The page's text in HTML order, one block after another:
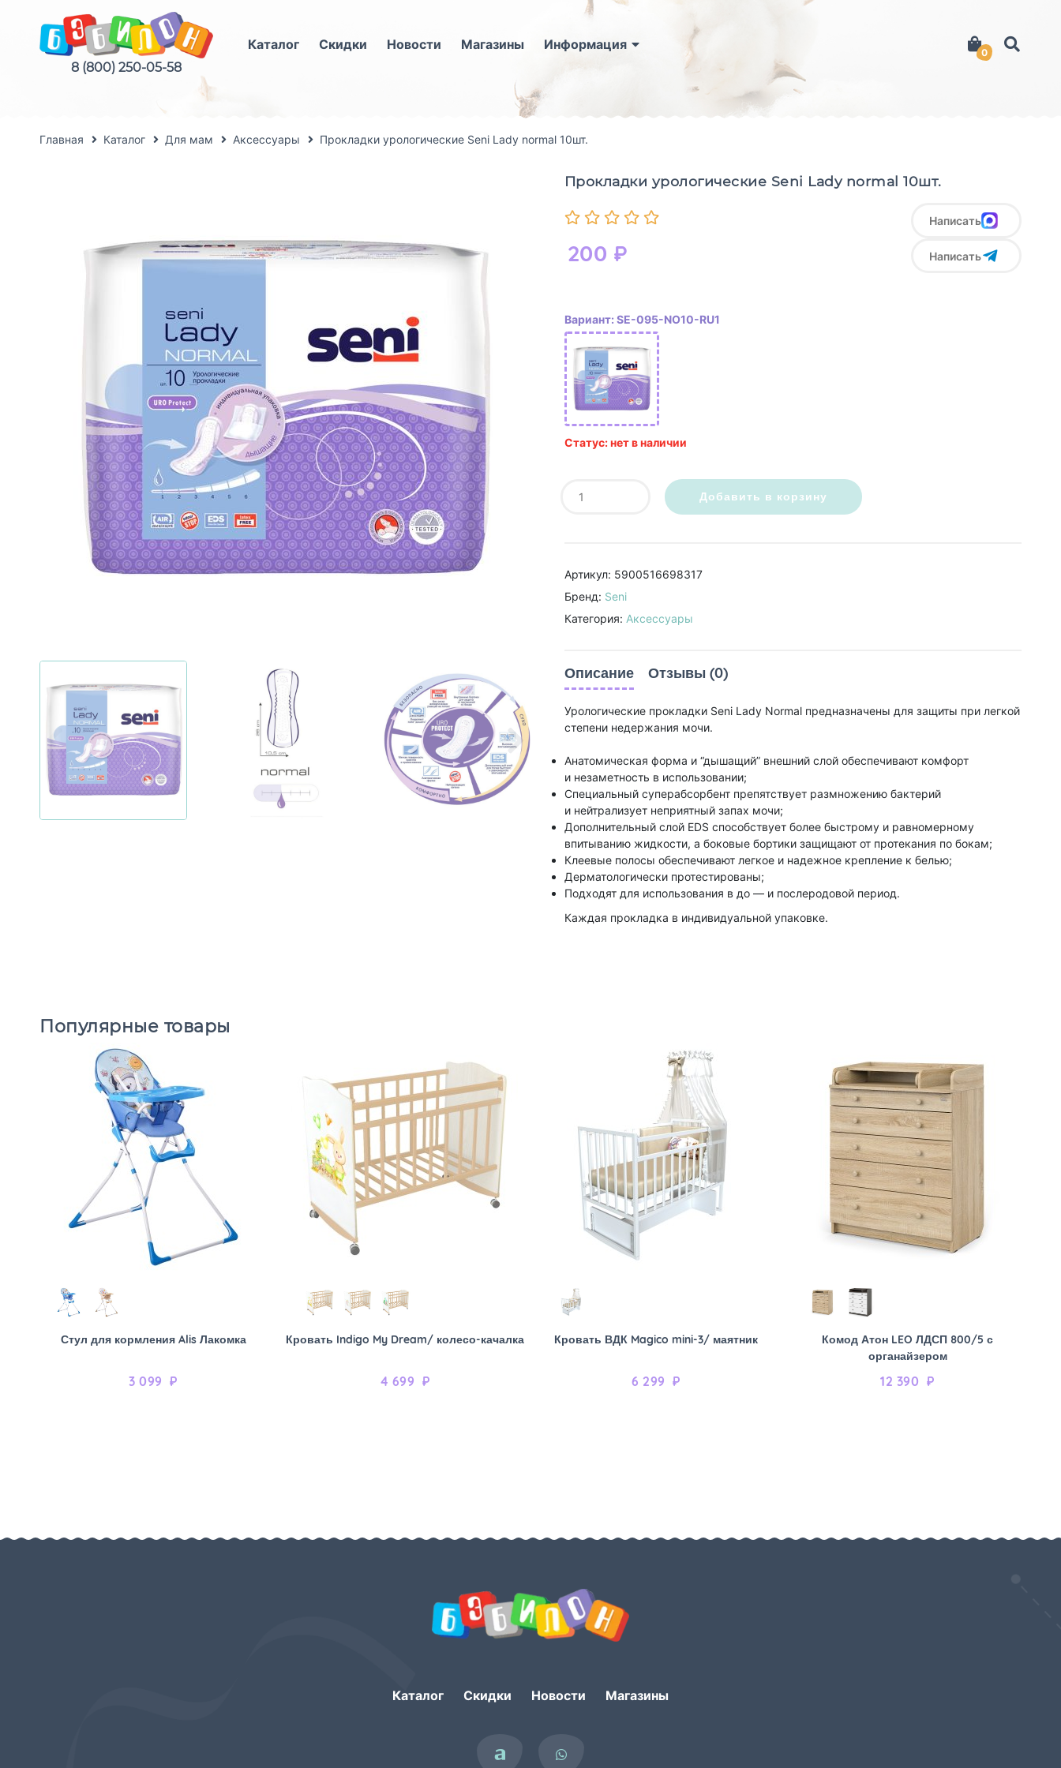
8 (800) 250-05-58
Каталог Скидки Новости Магазины Информация
0
Главная Каталог Для мам Аксессуары Прокладки урологические Seni Lady normal 10шт.
Прокладки урологические Seni Lady normal 10шт.
200 ₽
Написать
Написать
Вариант: SE-095-NO10-RU1
Статус: нет в наличии
Добавить в корзину
Артикул: 5900516698317
Бренд: Seni
Категория: Аксессуары
Описание Отзывы (0)
Урологические прокладки Seni Lady Normal предназначены для защиты при легкой
степени недержания мочи.
Анатомическая форма и “дышащий” внешний слой обеспечивают комфорт
и незаметность в использовании;
Специальный суперабсорбент препятствует размножению бактерий
и нейтрализует неприятный запах мочи;
Дополнительный слой EDS способствует более быстрому и равномерному
впитыванию жидкости, а боковые бортики защищают от протекания по бокам;
Клеевые полосы обеспечивают легкое и надежное крепление к белью;
Дерматологически протестированы;
Подходят для использования в до — и послеродовой период.
Каждая прокладка в индивидуальной упаковке.
Популярные товары
Стул для кормления Alis Лакомка
3 099 ₽
Кровать Indigo My Dream/ колесо-качалка
4 699 ₽
Кровать ВДК Magico mini-3/ маятник
6 299 ₽
Комод Атон LEO ЛДСП 800/5 с
органайзером
12 390 ₽
Каталог Скидки Новости Магазины